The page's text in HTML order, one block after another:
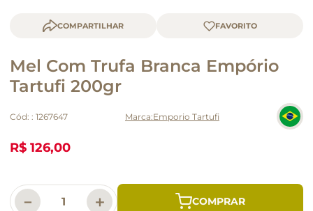
COMPARTILHAR
Mel Com Trufa Branca Empório
Tartufi 200gr
Cód: : 1267647 Emporio Tartufi
R$ 126,00
＋
－